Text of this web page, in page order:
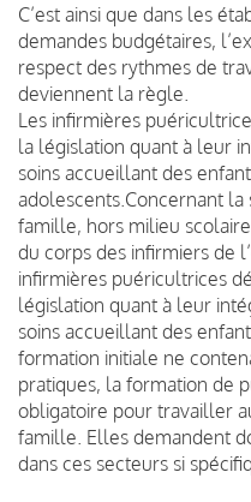
C’est ainsi que dans les
demandes budgétaires,
respect des rythmes de
deviennent la règle.
Les infirmières
la législation quant à leur
soins accueillant des
adolescents. Concernant la
famille, hors milieu
du corps des infirmiers de
infirmières puéricultrices
législation quant à leur
soins accueillant des
formation initiale ne
pratiques, la formation de
obligatoire pour travailler
famille. Elles demandent
dans ces secteurs si